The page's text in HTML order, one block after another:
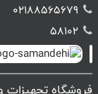
02188565679
58102
فروشگاه تجهیزات